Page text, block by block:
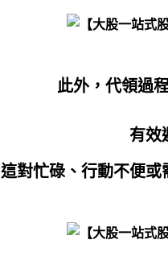
此外，代領過
有效
這對忙碌、行動不便或